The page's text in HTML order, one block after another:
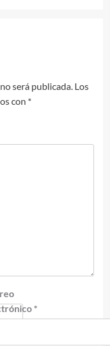
será publicada. Los
con *
*